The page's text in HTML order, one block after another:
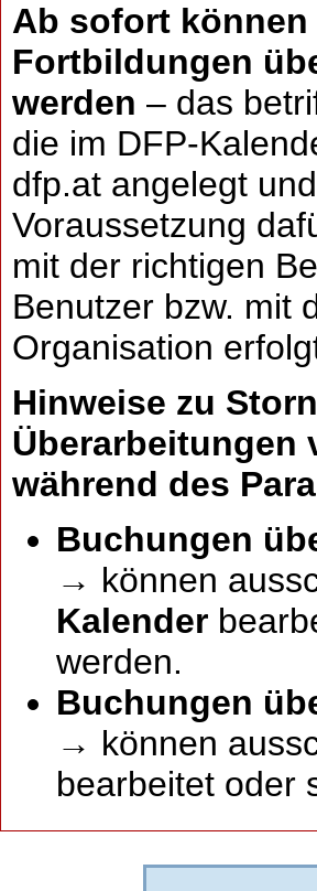
Ab sofort können
Fortbildungen
werden – das
die im DFP-
dfp.at angelegt
Voraussetzung
mit der richtigen
Benutzer bzw. mit
Organisation
Hinweise zu
Überarbeitungen
während des
Buchungen
→ können
Kalender
werden.
Buchungen
→ können
bearbeitet oder